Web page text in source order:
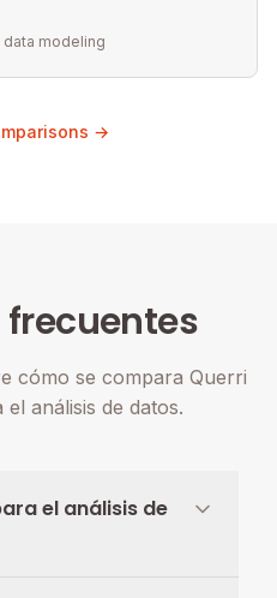
modeling
→
cómo se compara Querri
análisis de datos.
el análisis de